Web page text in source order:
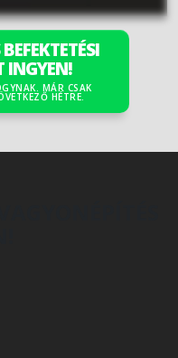
INGYEN!
MÁR CSAK
HÉTRE.